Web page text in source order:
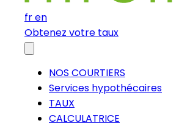
fren
Obtenez votre taux
NOS COURTIERS
Services hypothécaires
TAUX
CALCULATRICE